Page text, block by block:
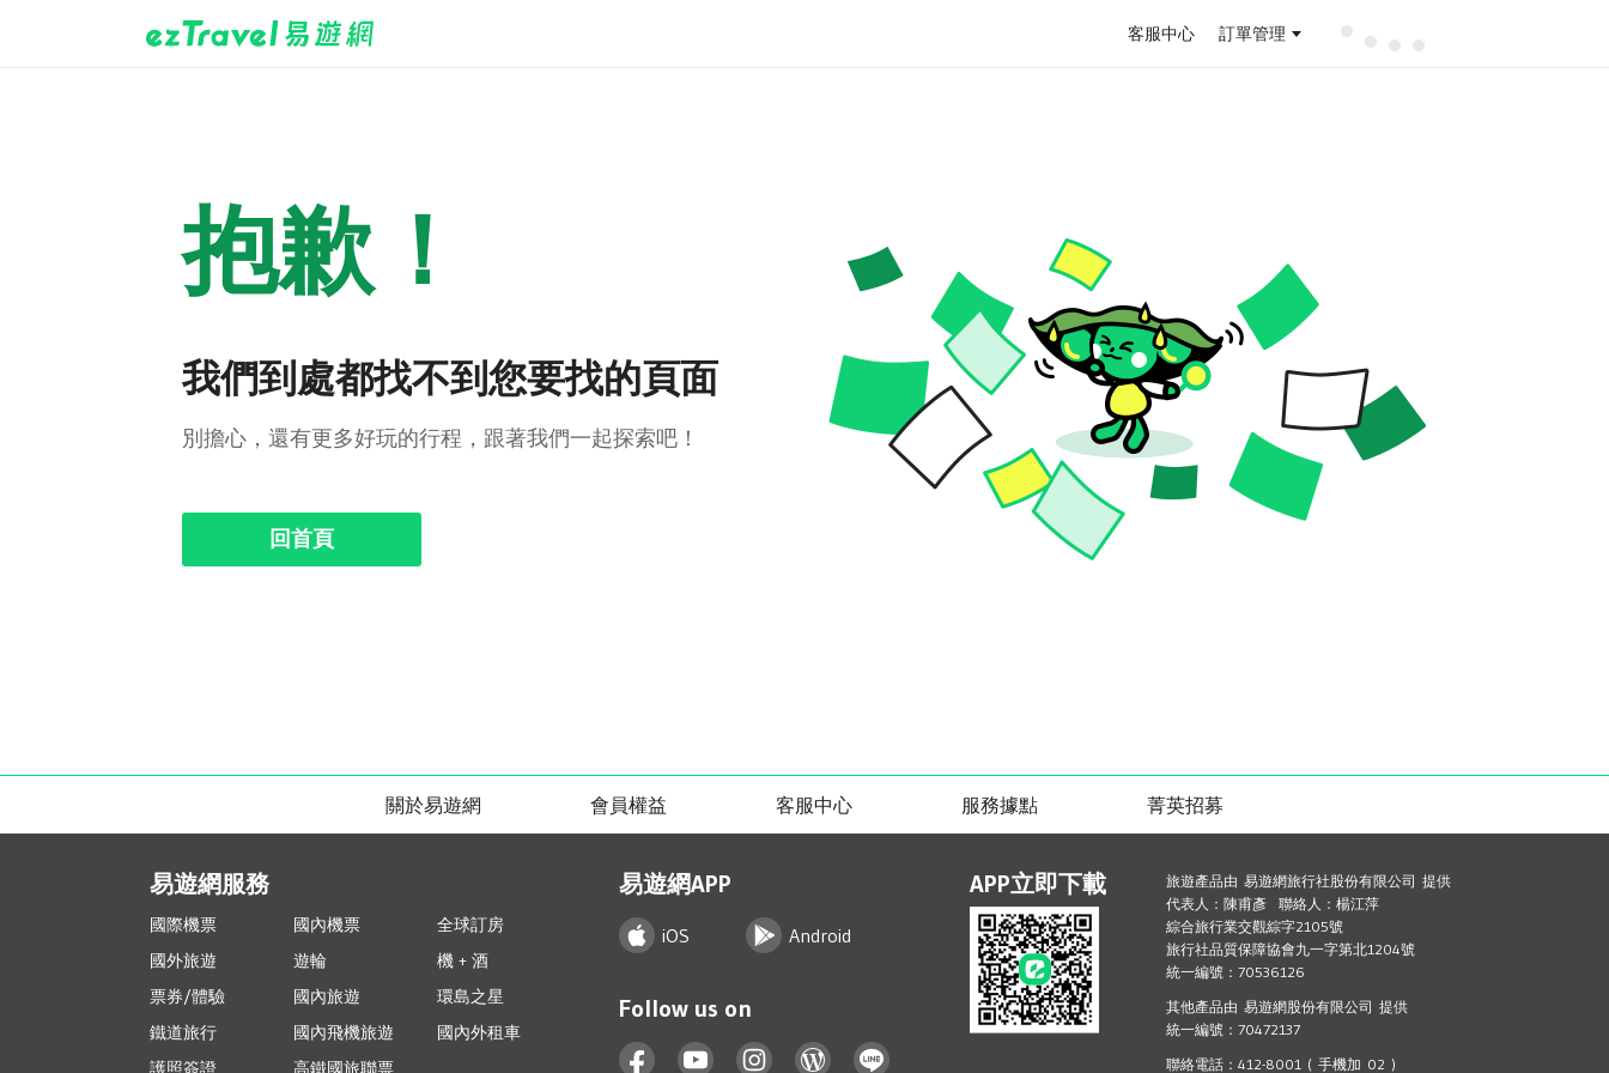
客服中心 訂單管理
抱歉！
我們到處都找不到您要找的頁面
別擔心，還有更多好玩的行程，跟著我們一起探索吧！
回首頁
關於易遊網 會員權益 客服中心 服務據點 菁英招募
易遊網服務
國際機票 國內機票
全球訂房
國外旅遊
遊輪
機 + 酒
票券/體驗
國內旅遊
環島之星
鐵道旅行
國內飛機旅遊
國內外租車
護照簽證
高鐵國旅聯票
易遊網APP
iOS Android
Follow us on
APP立即下載
旅遊產品由 易遊網旅行社股份有限公司 提供
代表人：陳甫彥 聯絡人：楊江萍
綜合旅行業交觀綜字2105號
旅行社品質保障協會九一字第北1204號
統一編號：70536126
其他產品由 易遊網股份有限公司 提供
統一編號：70472137
聯絡電話：412-8001 ( 手機加 02 )